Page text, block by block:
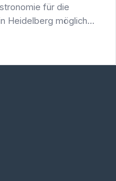
für die
Heidelberg möglich